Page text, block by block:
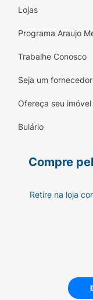
Lojas
Programa Araujo
Trabalhe Conosco
Seja um fornecedor
Ofereça seu imóvel
Bulário
Compre
Retire na loja